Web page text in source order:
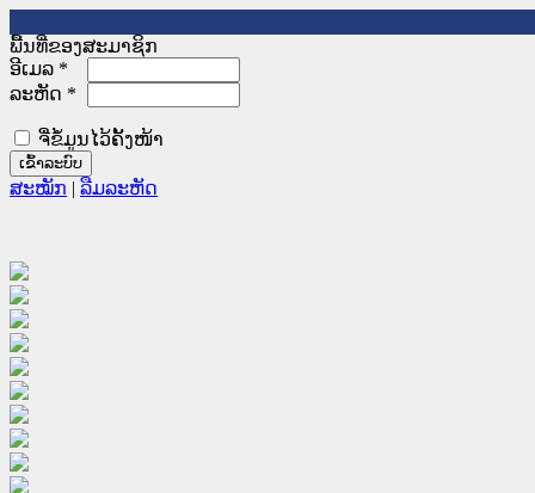
ພື້ນທີ່ຂອງສະມາຊິກ
ອີເມລ *
ລະຫັດ *
ຈື່ຂໍ້ມູນໄວ້ຄັ້ງໜ້າ
ສະໝັກ | ລືມລະຫັດ